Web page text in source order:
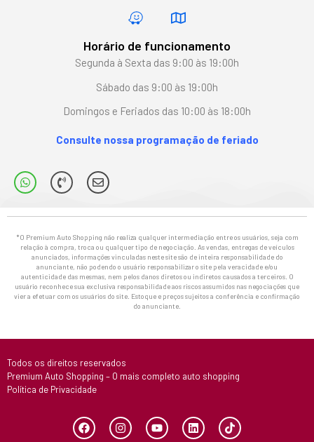
Horário de funcionamento
Segunda à Sexta das 9:00 às 19:00h
Sábado das 9:00 às 19:00h
Domingos e Feriados das 10:00 às 18:00h
Consulte nossa programação de feriado
*O Premium Auto Shopping não realiza qualquer intermediação entre os usuários, seja com
relação à compra, troca ou qualquer tipo de negociação. As vendas, entregas de veículos
anunciados, informações vinculadas neste site são de inteira responsabilidade do
anunciante, não podendo o usuário responsabilizar o site pela veracidade e/ou
autenticidade das mesmas, nem pelos danos diretos ou indiretos causados a terceiros. O
usuário reconhece sua exclusiva responsabilidade aos riscos assumidos nas negociações que
vier a efetuar com os usuários do site. Estoque e preços sujeitos a conferência e confirmação
do anunciante.
Todos os direitos reservados
Premium Auto Shopping – O mais completo auto shopping
Política de Privacidade